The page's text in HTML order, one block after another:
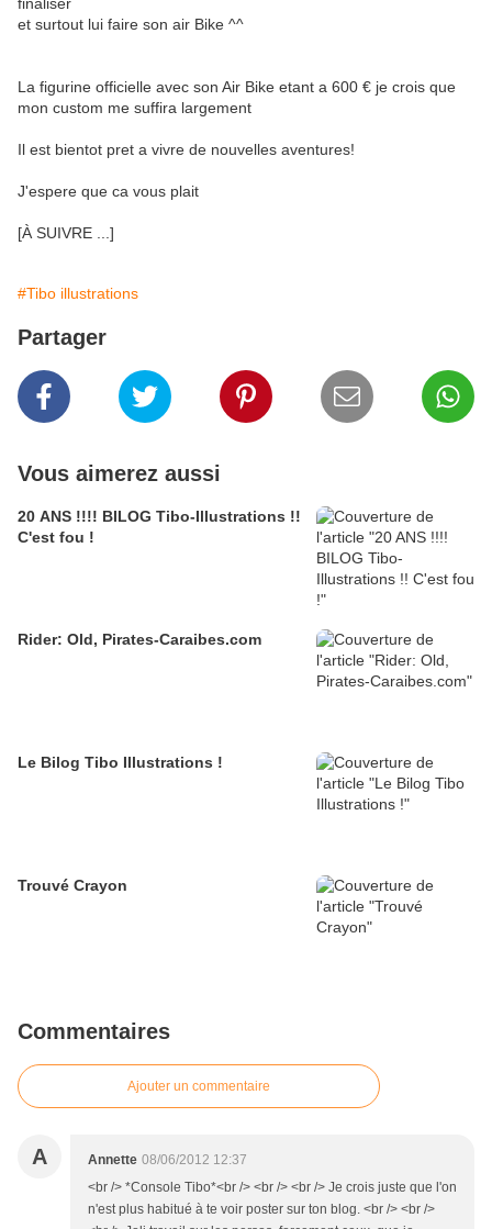
et surtout lui faire son air Bike ^^
La figurine officielle avec son Air Bike etant a 600 € je crois que
mon custom me suffira largement
Il est bientot pret a vivre de nouvelles aventures!
J'espere que ca vous plait
[À SUIVRE ...]
#Tibo illustrations
Partager
Vous aimerez aussi
20 ANS !!!! BILOG Tibo-Illustrations !!
C'est fou !
Rider: Old, Pirates-Caraibes.com
Le Bilog Tibo Illustrations !
Trouvé Crayon
Commentaires
Ajouter un commentaire
A Annette 08/06/2012 12:37
<br /> *Console Tibo*<br /> <br /> <br /> Je crois juste que l'on
n'est plus habitué à te voir poster sur ton blog. <br /> <br />